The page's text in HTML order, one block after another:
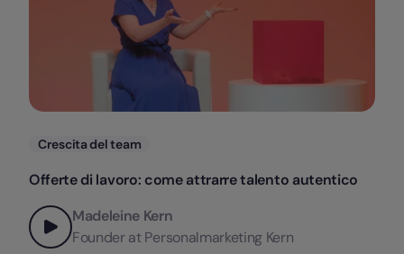
Categorie
Crescita del team
Offerte di lavoro: come attrarre talento autentico
Madeleine Kern
Founder at Personalmarketing Kern